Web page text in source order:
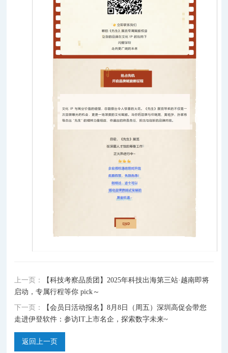
上一页：
【科技考察品质团】2025年科技出海第三站·越南即将
启动，专属行程等你 pick～
下一页：
【会员日活动报名】8月8日（周五）深圳高促会带您
走进伊登软件：参访IT上市名企，探索数字未来~
返回上一页